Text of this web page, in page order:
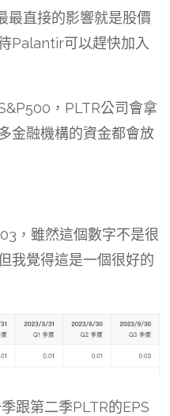
最直接的影響就是股價
Palantir可以趕快加入
，PLTR公司會拿
金融機構的資金都會放
，雖然這個數字不是很
我覺得這是一個很好的
跟第二季PLTR的EPS